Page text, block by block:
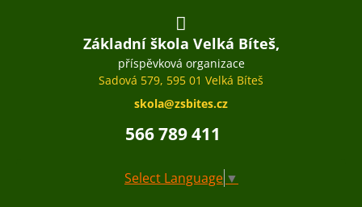
Základní škola Velká Bíteš,
příspěvková organizace
Sadová 579, 595 01 Velká Bíteš
skola@zsbites.cz
566 789 411
Select Language ▼